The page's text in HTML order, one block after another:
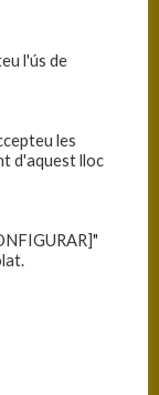
26
41
l'ús de
les
d'aquest lloc